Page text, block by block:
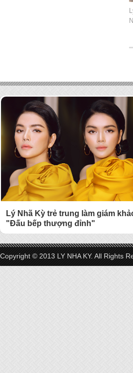
Lý Nhã Kỳ trẻ trung làm giám
"Đấu bếp thượng đỉnh"
Copyright © 2013 LY NHA KY. All Rights